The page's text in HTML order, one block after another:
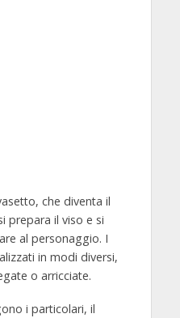
che diventa il
prepara il viso e si
al personaggio. I
in modi diversi,
o arricciate.
i particolari, il